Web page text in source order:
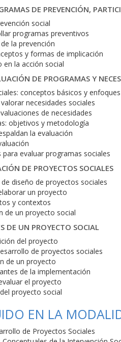
DE PREVENCIÓN,
social
programas preventivos
la prevención
y formas de implicación
en la acción social
DE PROGRAMAS Y
conceptos básicos y enfoques
necesidades sociales
de necesidades
objetivos y metodología
la evaluación
evaluar programas sociales
DE PROYECTOS SOCIALES
diseño de proyectos sociales
un proyecto
y contextos
de un proyecto social
DE UN PROYECTO SOCIAL
del proyecto
de proyectos sociales
de un proyecto
de la implementación
el proyecto
proyecto social
EN LA
de Proyectos Sociales